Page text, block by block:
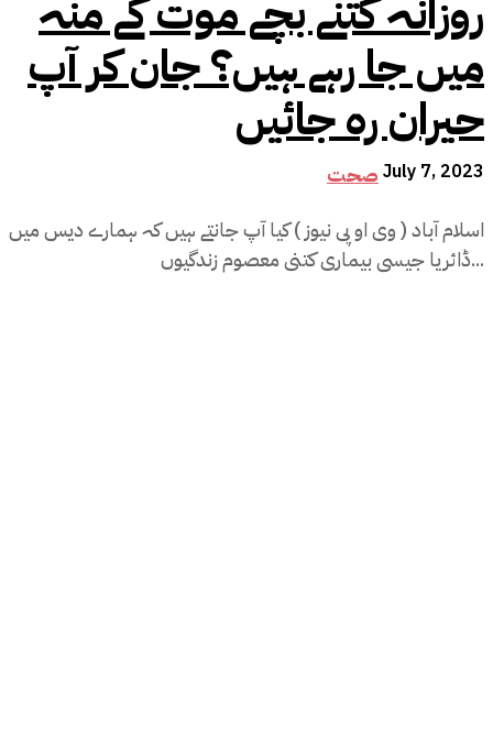
روزانہ کتنے بچے موت کے منہ
میں جا رہے ہیں؟ جان کر آپ
حیران رہ جائیں
صحت July 7, 2023
اسلام آباد ( وی او پی نیوز ) کیا آپ جانتے ہیں کہ ہمارے دیس میں
ڈائریا جیسی بیماری کتنی معصوم زندگیوں...